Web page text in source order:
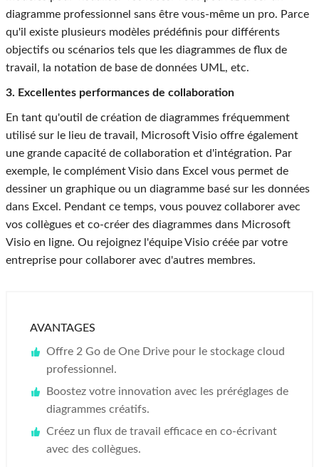
diagramme professionnel sans être vous-même un pro. Parce
qu'il existe plusieurs modèles prédéfinis pour différents
objectifs ou scénarios tels que les diagrammes de flux de
travail, la notation de base de données UML, etc.
3. Excellentes performances de collaboration
En tant qu'outil de création de diagrammes fréquemment
utilisé sur le lieu de travail, Microsoft Visio offre également
une grande capacité de collaboration et d'intégration. Par
exemple, le complément Visio dans Excel vous permet de
dessiner un graphique ou un diagramme basé sur les données
dans Excel. Pendant ce temps, vous pouvez collaborer avec
vos collègues et co-créer des diagrammes dans Microsoft
Visio en ligne. Ou rejoignez l'équipe Visio créée par votre
entreprise pour collaborer avec d'autres membres.
AVANTAGES
Offre 2 Go de One Drive pour le stockage cloud
professionnel.
Boostez votre innovation avec les préréglages de
diagrammes créatifs.
Créez un flux de travail efficace en co-écrivant
avec des collègues.